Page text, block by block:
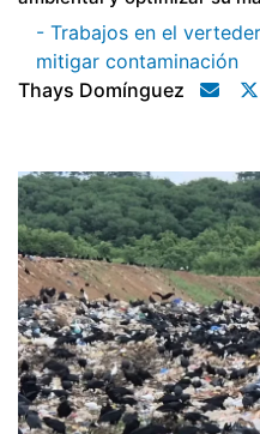
- Trabajos en el
mitigar contaminación
Thays Domínguez